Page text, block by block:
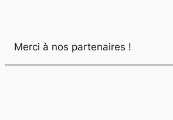
Merci à nos partenaires !